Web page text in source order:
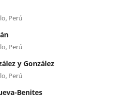
Perú
Perú
y González
Perú
Benites